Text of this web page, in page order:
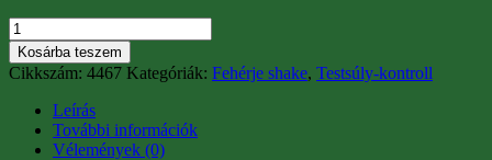
Herbalife
Formula
1
Roppanós
Keksz
Kosárba teszem
Cikkszám: 4467 Kategóriák: Fehérje shake, Testsúly-kontroll
Leírás
További információk
Vélemények (0)